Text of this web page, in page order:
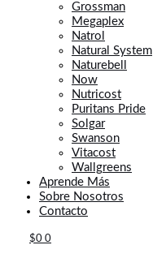
Grossman
Megaplex
Natrol
Natural System
Naturebell
Now
Nutricost
Puritans Pride
Solgar
Swanson
Vitacost
Wallgreens
Aprende Más
Sobre Nosotros
Contacto
$0 0